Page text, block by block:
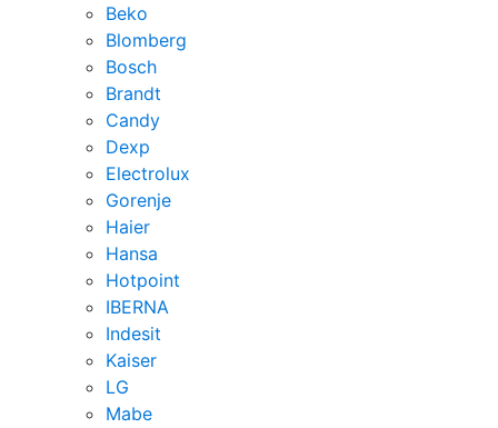
Beko
Blomberg
Bosch
Brandt
Candy
Dexp
Electrolux
Gorenje
Haier
Hansa
Hotpoint
IBERNA
Indesit
Kaiser
LG
Mabe